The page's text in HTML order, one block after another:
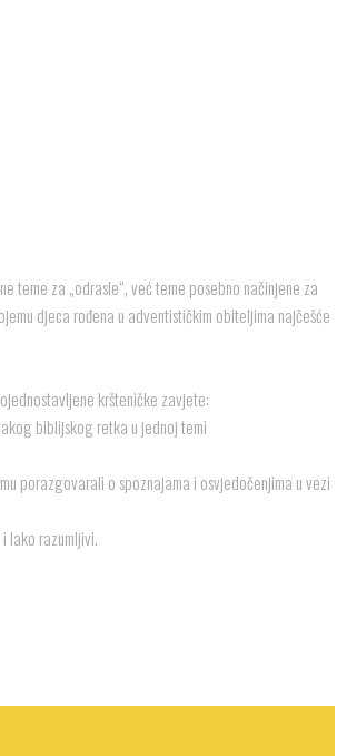
teme za „odrasle“, već teme posebno načinjene za
djeca rođena u adventističkim obiteljima najčešće
kršteničke zavjete:
biblijskog retka u jednoj temi
porazgovarali o spoznajama i osvjedočenjima u vezi
lako razumljivi.